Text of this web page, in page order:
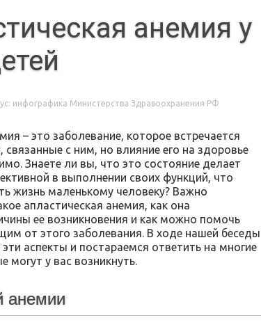
анемия у
инфографика Министерства Здравоохранения РФ
– это заболевание, которое встречается
связанные с ним, но влияние его на здоровье
Знаете ли вы, что это состояние делает
в выполнении своих функций, что
жизнь маленькому человеку? Важно
апластическая анемия, как она
ее возникновения и как можно помочь
от этого заболевания. В ходе нашей беседы
аспекты и постараемся ответить на многие
могут у вас возникнуть.
анемии